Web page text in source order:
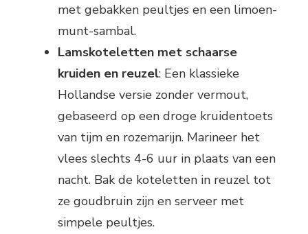
met gebakken peultjes en een limoen-
munt-sambal.
Lamskoteletten met schaarse
kruiden en reuzel: Een klassieke
Hollandse versie zonder vermout,
gebaseerd op een droge kruidentoets
van tijm en rozemarijn. Marineer het
vlees slechts 4-6 uur in plaats van een
nacht. Bak de koteletten in reuzel tot
ze goudbruin zijn en serveer met
simpele peultjes.